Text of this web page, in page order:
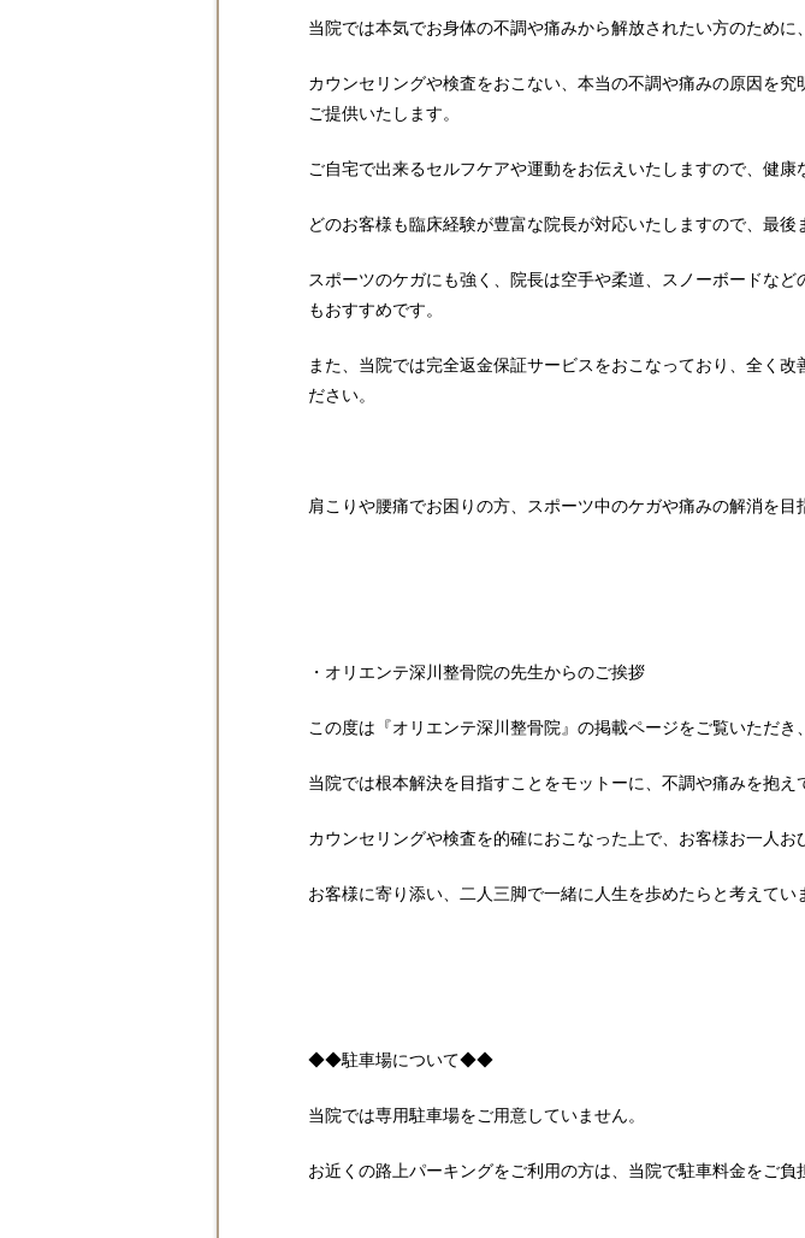
当院では本気でお身体の不調や痛みから解放されたい方のため
カウンセリングや検査をおこない、本当の不調や痛みの原因を
ご提供いたします。
ご自宅で出来るセルフケアや運動をお伝えいたしますので、健康
どのお客様も臨床経験が豊富な院長が対応いたしますので、最
スポーツのケガにも強く、院長は空手や柔道、スノーボードな
もおすすめです。
また、当院では完全返金保証サービスをおこなっており、全く
ださい。
肩こりや腰痛でお困りの方、スポーツ中のケガや痛みの解消を
・オリエンテ深川整骨院の先生からのご挨拶
この度は『オリエンテ深川整骨院』の掲載ページをご覧いただき
当院では根本解決を目指すことをモットーに、不調や痛みを抱え
カウンセリングや検査を的確におこなった上で、お客様お一人お
お客様に寄り添い、二人三脚で一緒に人生を歩めたらと考えて
◆◆駐車場について◆◆
当院では専用駐車場をご用意していません。
お近くの路上パーキングをご利用の方は、当院で駐車料金をご負